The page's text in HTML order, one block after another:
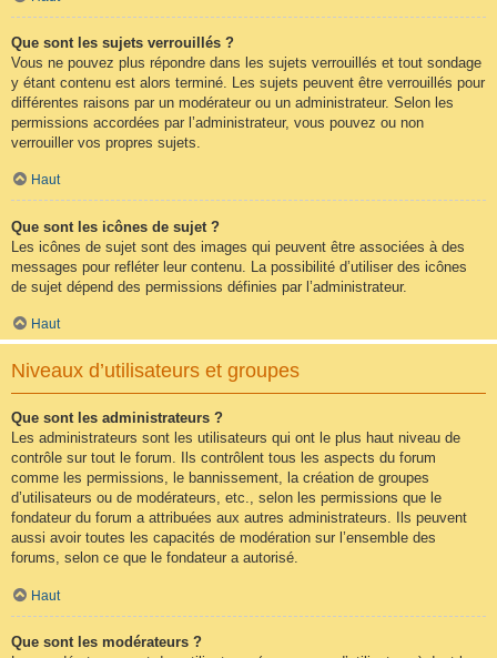
Que sont les sujets verrouillés ?
Vous ne pouvez plus répondre dans les sujets verrouillés et tout sondage
y étant contenu est alors terminé. Les sujets peuvent être verrouillés pour
différentes raisons par un modérateur ou un administrateur. Selon les
permissions accordées par l’administrateur, vous pouvez ou non
verrouiller vos propres sujets.
Haut
Que sont les icônes de sujet ?
Les icônes de sujet sont des images qui peuvent être associées à des
messages pour refléter leur contenu. La possibilité d’utiliser des icônes
de sujet dépend des permissions définies par l’administrateur.
Haut
Niveaux d’utilisateurs et groupes
Que sont les administrateurs ?
Les administrateurs sont les utilisateurs qui ont le plus haut niveau de
contrôle sur tout le forum. Ils contrôlent tous les aspects du forum
comme les permissions, le bannissement, la création de groupes
d’utilisateurs ou de modérateurs, etc., selon les permissions que le
fondateur du forum a attribuées aux autres administrateurs. Ils peuvent
aussi avoir toutes les capacités de modération sur l’ensemble des
forums, selon ce que le fondateur a autorisé.
Haut
Que sont les modérateurs ?